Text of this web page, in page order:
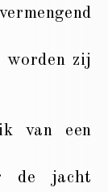
worden zij
van een
de jacht